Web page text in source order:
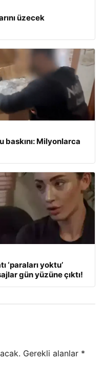
üzecek
baskını: Milyonlarca
‘paraları yoktu’
gün yüzüne çıktı!
Gerekli alanlar *